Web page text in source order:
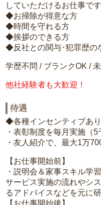
していただけるお仕事です
◆お掃除が得意な方
◆時間を守れる方
◆挨拶のできる方
◆反社との関与･犯罪歴の
学歴不問 / ブランクOK /
他社経験者も大歓迎！
待遇
◆各種インセンティブあり
・表彰制度を毎月実施（
・友人紹介で、最大1万
【お仕事開始前】
・説明会＆家事スキル学習
サービス実施の流れやシ
るアドバイスなどを元に